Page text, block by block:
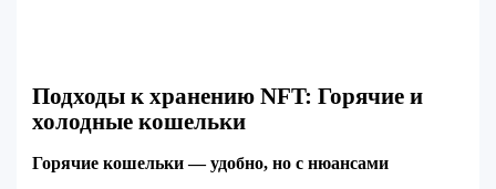
Подходы к хранению NFT: Горячие и
холодные кошельки
Горячие кошельки — удобно, но с нюансами